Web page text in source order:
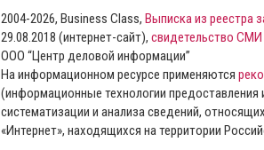
2004-2026, Business Class, Выписка из реестра
29.08.2018 (интернет-сайт), свидетельство
ООО “Центр деловой информации”
На информационном ресурсе применяются
(информационные технологии
систематизации и анализа сведений,
«Интернет», находящихся на территории